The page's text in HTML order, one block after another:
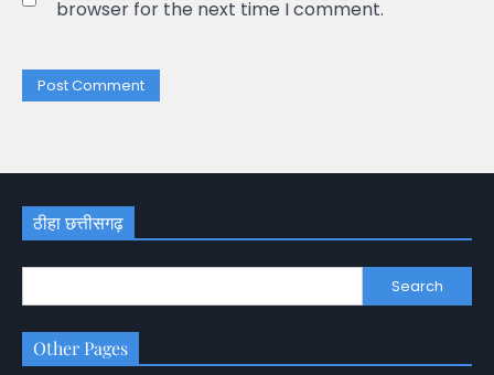
browser for the next time I comment.
ठीहा छत्तीसगढ़
Search
Other Pages